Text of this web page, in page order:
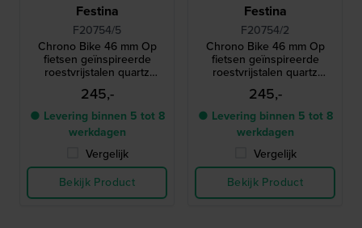
Festina
F20754/5
Chrono Bike 46 mm Op
fietsen geïnspireerde
roestvrijstalen quartz
chronograaf
245,-
● Levering binnen 5 tot 8
werkdagen
Vergelijk
Bekijk Product
Festina
F20754/2
Chrono Bike 46 mm Op
fietsen geïnspireerde
roestvrijstalen quartz
chronograaf
245,-
● Levering binnen 5 tot 8
werkdagen
Vergelijk
Bekijk Product